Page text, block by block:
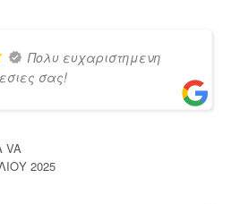
Πολυ ευχαριστημενη
σας!
VA
2025